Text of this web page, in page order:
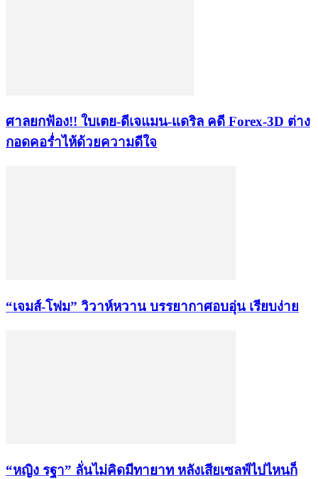
ศาลยกฟ้อง!! ใบเตย-ดีเจแมน-แดริล คดี Forex-3D ต่าง
กอดคอร่ำไห้ด้วยความดีใจ
“เจมส์-โฟม” วิวาห์หวาน บรรยากาศอบอุ่น เรียบง่าย
“หญิง รฐา” ลั่นไม่คิดมีทายาท หลังเสียเซลฟ์ไปไหนก็